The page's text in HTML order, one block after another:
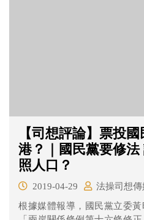
【司想評論】票投
港？｜國民黨要修
照人口？
2019-04-29
法操司想傳
根據媒體報導，國民黨立委